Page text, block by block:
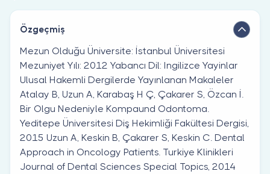
Özgeçmiş
Mezun Olduğu Üniversite: İstanbul Üniversitesi
Mezuniyet Yılı: 2012 Yabancı Dil: Ingilizce Yayinlar
Ulusal Hakemli Dergilerde Yayınlanan Makaleler
Atalay B, Uzun A, Karabaş H Ç, Çakarer S, Özcan İ.
Bir Olgu Nedeniyle Kompaund Odontoma.
Yeditepe Üniversitesi Diş Hekimliği Fakültesi Dergisi,
2015 Uzun A, Keskin B, Çakarer S, Keskin C. Dental
Approach in Oncology Patients. Turkiye Klinikleri
Journal of Dental Sciences Special Topics, 2014